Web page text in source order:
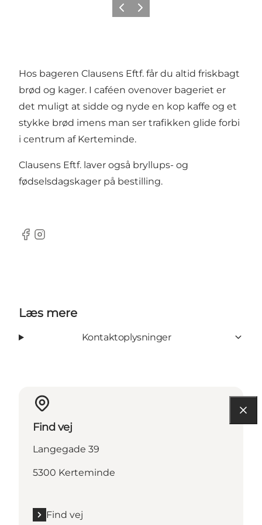
ForrigeNæste
Hos bageren Clausens Eftf. får du altid friskbagt
brød og kager. I caféen ovenover bageriet er
det muligt at sidde og nyde en kop kaffe og et
stykke brød imens man ser trafikken glide forbi
i centrum af Kerteminde.
Clausens Eftf. laver også bryllups- og
fødselsdagskager på bestilling.
Facebook
Instagram
Læs mere
Kontaktoplysninger
Find vej
Langegade 39
5300 Kerteminde
Find vej